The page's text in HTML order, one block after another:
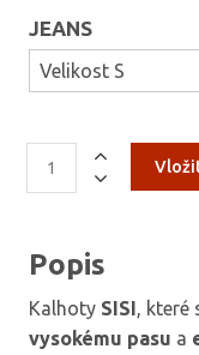
JEANS
Popis
Kalhoty SISI, které
vysokému pasu a